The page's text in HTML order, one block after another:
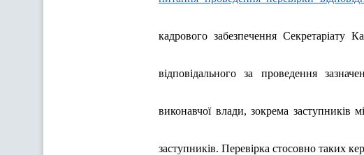
кадрового забезпечення Секретаріату
відповідального за проведення
виконавчої влади, зокрема заступників
заступників. Перевірка стосовно таких